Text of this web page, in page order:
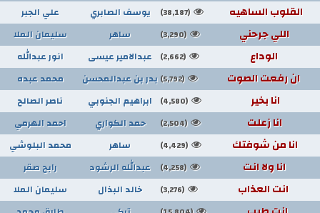
القلوب الساهيه (38,187) يوسف الصابري علي الجبر
اللي جرحني (3,290) ساهر سليمان الملا
الوداع (2,662) عبدالامير عيسى انور عبدالله
ان رفعت الصوت (5,792) بدر بن عبدالمحسن محمد عبده
انا بخير (4,580) ابراهيم الجنوبي ناصر الصالح
انا زعلت (2,504) حمد الكواري احمد الهرمي
انا من شوفتك (4,429) ساهر محمد البلوشي
انا ولا انت (4,258) عبدالله الرشود رابح صقر
انت العذاب (3,276) خالد البذال سليمان الملا